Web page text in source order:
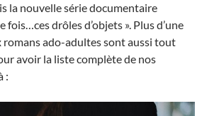
la nouvelle série documentaire
fois…ces drôles d’objets ». Plus d’une
ado-adultes sont aussi tout
avoir la liste complète de nos
: